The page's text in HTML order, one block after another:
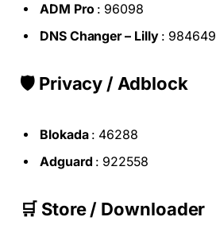
ADM Pro : 96098
DNS Changer – Lilly: 984649
🛡️ Privacy / Adblock
Blokada : 46288
Adguard : 922558
🛒 Store / Downloader